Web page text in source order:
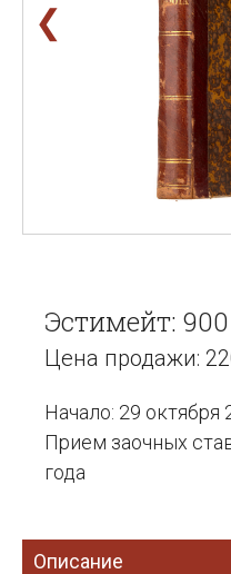
❮
Эстимейт:
Цена продажи:
Начало: 29 октября
Прием заочных
года
Описание